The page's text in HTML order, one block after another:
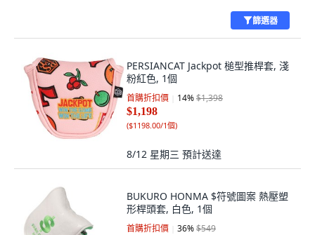
篩選器
PERSIANCAT Jackpot 槌型推桿套, 淺
粉紅色, 1個
首購折扣價 14%$1,398
$1,198
($1198.00/1個)
8/12 星期三 預計送達
BUKURO HONMA $符號圖案 熱壓塑
形桿頭套, 白色, 1個
首購折扣價 36%$549